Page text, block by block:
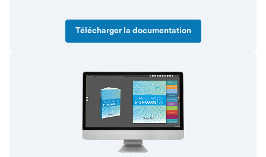
Télécharger la documentation